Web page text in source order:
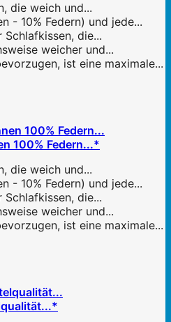
die weich und...
- 10% Federn) und jede...
die...
weicher und...
ist eine maximale...
100% Federn...*
die weich und...
- 10% Federn) und jede...
die...
weicher und...
ist eine maximale...